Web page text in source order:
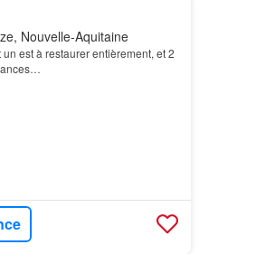
Nouvelle-Aquitaine
est à restaurer entièrement, et 2